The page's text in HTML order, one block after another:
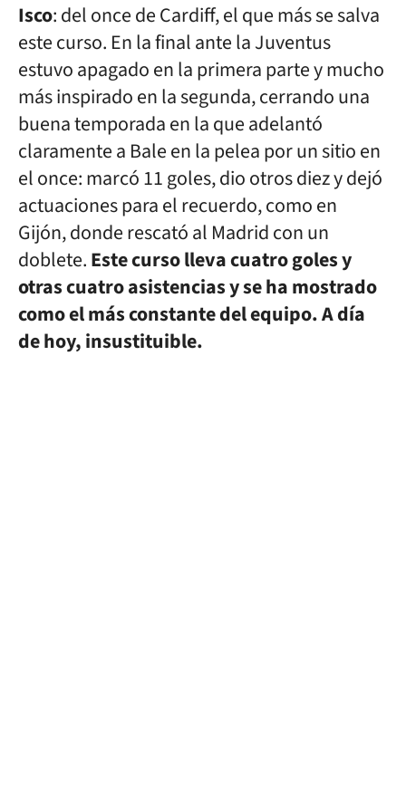
Isco: del once de Cardiff, el que más se salva
este curso. En la final ante la Juventus
estuvo apagado en la primera parte y mucho
más inspirado en la segunda, cerrando una
buena temporada en la que adelantó
claramente a Bale en la pelea por un sitio en
el once: marcó 11 goles, dio otros diez y dejó
actuaciones para el recuerdo, como en
Gijón, donde rescató al Madrid con un
doblete.Este curso lleva cuatro goles y
otras cuatro asistencias y se ha mostrado
como el más constante del equipo. A día
de hoy, insustituible.